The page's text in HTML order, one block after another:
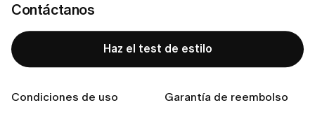
Contáctanos
Haz el test de estilo
Condiciones de uso Garantía de reembolso
¿No encuentras la
respuesta que buscas?